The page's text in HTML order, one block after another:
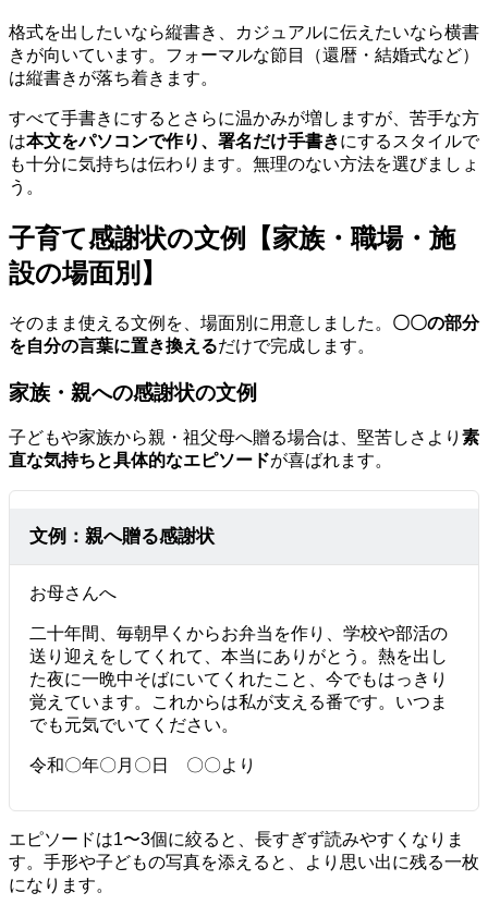
格式を出したいなら縦書き、カジュアルに伝えたいなら横書
きが向いています。フォーマルな節目（還暦・結婚式など）
は縦書きが落ち着きます。
すべて手書きにするとさらに温かみが増しますが、苦手な方
は本文をパソコンで作り、署名だけ手書きにするスタイルで
も十分に気持ちは伝わります。無理のない方法を選びましょ
う。
子育て感謝状の文例【家族・職場・施
設の場面別】
そのまま使える文例を、場面別に用意しました。 〇〇の部分
を自分の言葉に置き換えるだけで完成します。
家族・親への感謝状の文例
子どもや家族から親・祖父母へ贈る場合は、堅苦しさより 素
直な気持ちと具体的なエピソードが喜ばれます。
文例：親へ贈る感謝状
お母さんへ
二十年間、毎朝早くからお弁当を作り、学校や部活の
送り迎えをしてくれて、本当にありがとう。熱を出し
た夜に一晩中そばにいてくれたこと、今でもはっきり
覚えています。これからは私が支える番です。いつま
でも元気でいてください。
令和〇年〇月〇日 〇〇より
エピソードは1〜3個に絞ると、長すぎず読みやすくなりま
す。手形や子どもの写真を添えると、より思い出に残る一枚
になります。